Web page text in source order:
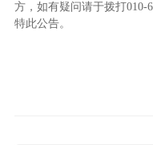
方，如有疑问请于拨打010-
特此公告。